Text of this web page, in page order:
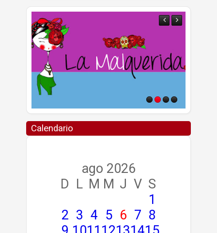
Calendario
ago 2026
D L M M J V S
1
2 3 4 5 6 7 8